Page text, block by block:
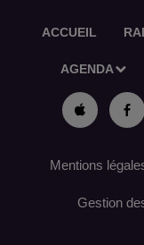
ACCUEIL
AGENDA
Mentions
Gestion